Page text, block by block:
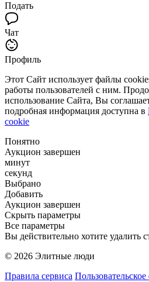
Подать
Чат
Профиль
Этот Сайт использует файлы
работы пользователей с ним.
использование Сайта, Вы
подробная информация доступна в
cookie
Понятно
Аукцион завершен
минут
секунд
Выбрано
Добавить
Аукцион завершен
Скрыть параметры
Все параметры
Вы действительно хотите удалить
© 2026 Элитные люди
Правила сервиса